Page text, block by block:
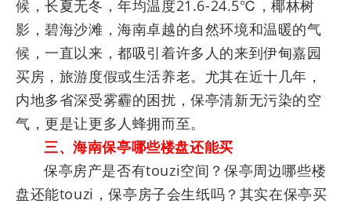
候，长夏无冬，年均温度21.6-24.5℃，椰林树
影，碧海沙滩，海南卓越的自然环境和温暖的气
候，一直以来，都吸引着许多人的来到伊甸嘉园
买房，旅游度假或生活养老。尤其在近十几年，
内地多省深受雾霾的困扰，保亭清新无污染的空
气，更是让更多人蜂拥而至。
三、海南保亭哪些楼盘还能买
保亭房产是否有touzi空间？保亭周边哪些楼
盘还能touzi，保亭房子会生纸吗？其实在保亭买